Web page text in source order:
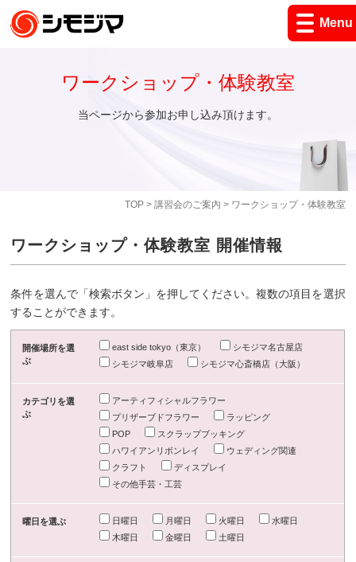
Menu
TOP> 講習会のご案内 > ワークショップ・体験教室
ワークショップ・体験教室
当ページから参加お申し込み頂けます。
ワークショップ・体験教室 開催情報
条件を選んで「検索ボタン」を押してください。複数の項目を選択
することができます。
開催場所を選
ぶ
east side tokyo（東京）
シモジマ名古屋店
シモジマ岐阜店
シモジマ心斎橋店（大阪）
カテゴリを選
ぶ
アーティフィシャルフラワー
プリザーブドフラワー
ラッピング
POP
スクラップブッキング
ハワイアンリボンレイ
ウェディング関連
クラフト
ディスプレイ
その他手芸・工芸
曜日を選ぶ 日曜日 月曜日 火曜日
水曜日
木曜日
金曜日 土曜日